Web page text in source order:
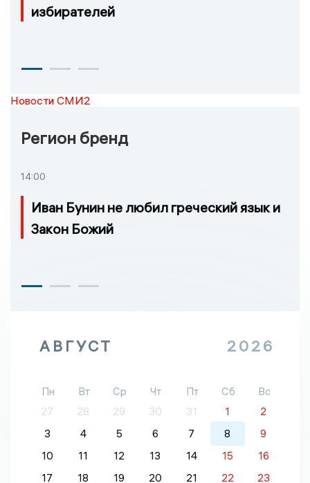
избирателей
Новости СМИ2
Регион бренд
14:00
Иван Бунин не любил греческий язык и
Закон Божий
АВГУСТ 2026
Пн Вт Ср Чт Пт Сб
Вс
27
28 29 30 31 1
2
3
4 5 6 7 8
9
10
11 12 13 14 15
16
17
18 19 20 21 22 23